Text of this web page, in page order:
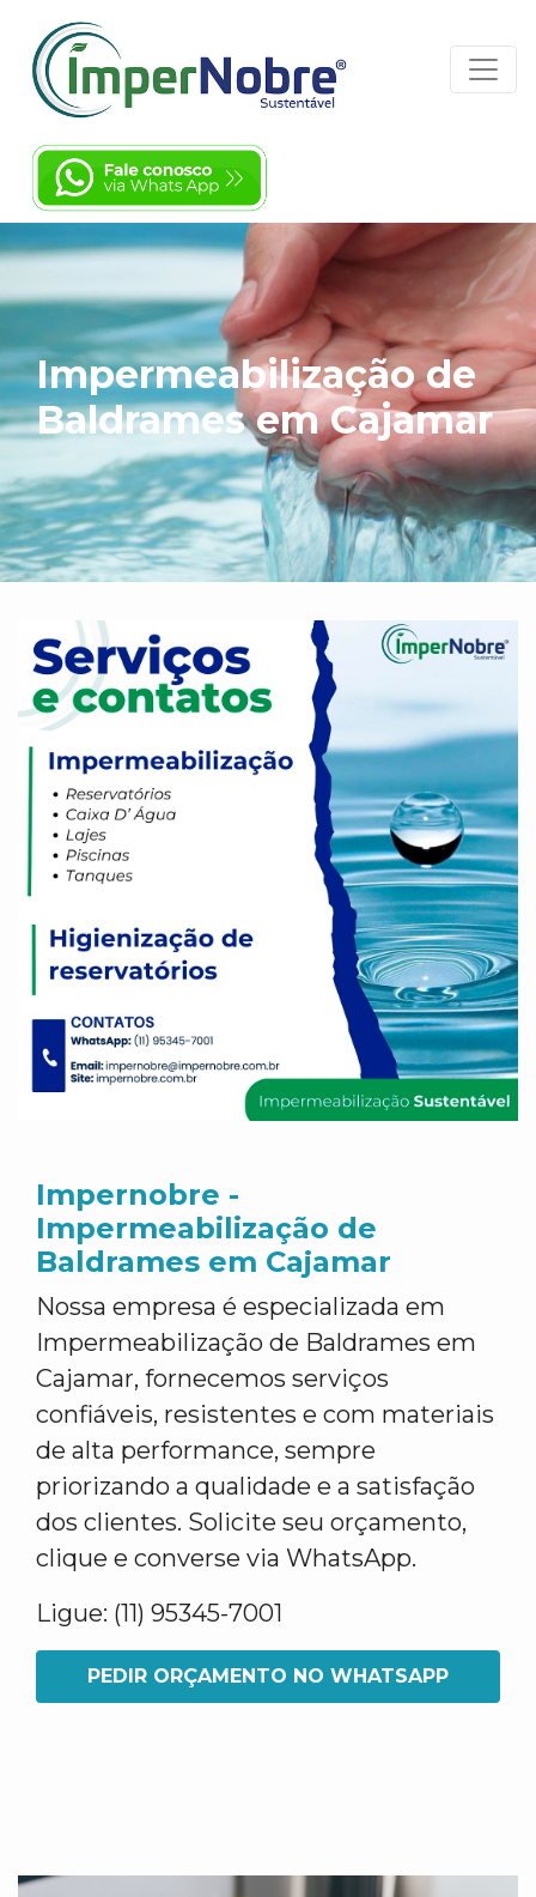
Impermeabilização de
Baldrames em Cajamar
Impernobre -
Impermeabilização de
Baldrames em Cajamar
Nossa empresa é especializada em
Impermeabilização de Baldrames em
Cajamar, fornecemos serviços
confiáveis, resistentes e com materiais
de alta performance, sempre
priorizando a qualidade e a satisfação
dos clientes. Solicite seu orçamento,
clique e converse via WhatsApp.
Ligue: (11) 95345-7001
PEDIR ORÇAMENTO NO WHATSAPP